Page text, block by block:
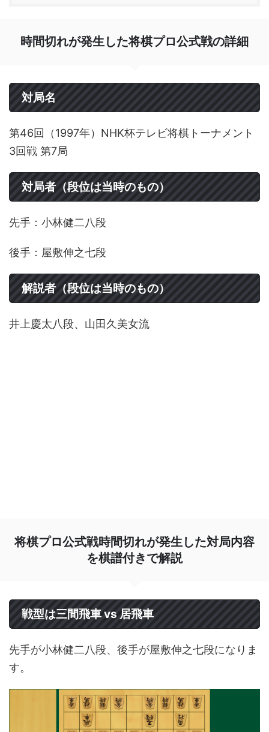
時間切れが発生した将棋プロ公式戦の詳細
対局名
第46回（1997年）NHK杯テレビ将棋トーナメント
3回戦 第7局
対局者（段位は当時のもの）
先手：小林健二八段
後手：屋敷伸之七段
解説者（段位は当時のもの）
井上慶太八段、山田久美女流
将棋プロ公式戦時間切れが発生した対局内容
を棋譜付きで解説
戦型は三間飛車 vs 居飛車
先手が小林健二八段、後手が屋敷伸之七段になりま
す。